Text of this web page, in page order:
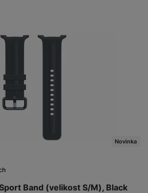
Band (velikost S/M), Black
Novinka